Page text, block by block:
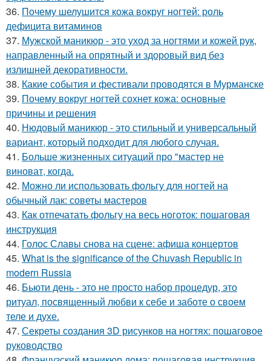
36. Почему шелушится кожа вокруг ногтей: роль
дефицита витаминов
37. Мужской маникюр - это уход за ногтями и кожей рук,
направленный на опрятный и здоровый вид без
излишней декоративности.
38. Какие события и фестивали проводятся в Мурманске
39. Почему вокруг ногтей сохнет кожа: основные
причины и решения
40. Нюдовый маникюр - это стильный и универсальный
вариант, который подходит для любого случая.
41. Больше жизненных ситуаций про "мастер не
виноват, когда.
42. Можно ли использовать фольгу для ногтей на
обычный лак: советы мастеров
43. Как отпечатать фольгу на весь ноготок: пошаговая
инструкция
44. Голос Славы снова на сцене: афиша концертов
45. What is the significance of the Chuvash Republic in
modern Russia
46. Бьюти день - это не просто набор процедур, это
ритуал, посвященный любви к себе и заботе о своем
теле и духе.
47. Секреты создания 3D рисунков на ногтях: пошаговое
руководство